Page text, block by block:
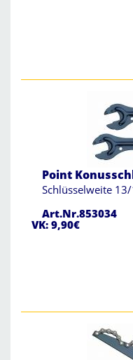
Point
Schlüsselweite
Art.Nr.853034
VK: 9,90€